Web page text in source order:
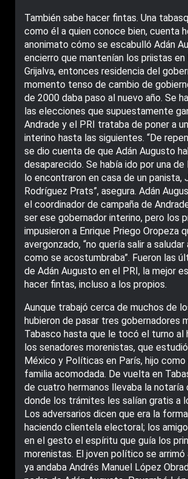
También sabe hacer fintas. Una
como él a quien conoce bien, cuenta
anonimato cómo se escabulló Adán
encierro que mantenían los priistas en
Grijalva, entonces residencia del
momento tenso de cambio de
de 2000 daba paso al nuevo año. Se
las elecciones que supuestamente
Andrade y el PRI trataba de poner a
interino hasta las siguientes. “De
se dio cuenta de que Adán Augusto
desaparecido. Se había ido por una
lo encontraron en casa de un panista,
Rodríguez Prats”, asegura. Adán
el coordinador de campaña de
ser ese gobernador interino, pero los
impusieron a Enrique Priego Oropeza
avergonzado, “no quería salir a
como se acostumbraba”. Fueron las
de Adán Augusto en el PRI, la mejor
hacer fintas, incluso a los propios.
Aunque trabajó cerca de muchos de
hubieron de pasar tres gobernadores
Tabasco hasta que le tocó el turno al
los senadores morenistas, que
México y Políticas en París, hijo como
familia acomodada. De vuelta en
de cuatro hermanos llevaba la notaría
donde los trámites les salían gratis a
Los adversarios dicen que era la
haciendo clientela electoral; los
en el gesto el espíritu que guía los
morenistas. El joven político se arrimó
ya andaba Andrés Manuel López